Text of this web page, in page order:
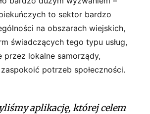
to sektor bardzo
na obszarach wiejskich,
świadczących tego typu usług,
przez lokalne samorządy,
potrzeb społeczności.
aplikację, której celem